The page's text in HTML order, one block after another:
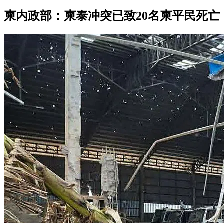
柬内政部：柬泰冲突已致20名柬平民死亡